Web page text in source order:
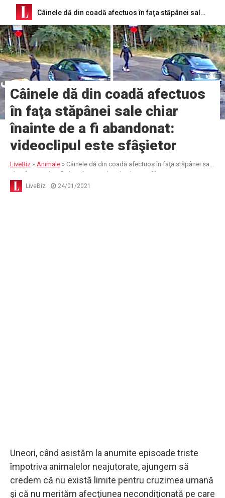
Câinele dă din coadă afectuos în faţa stăpânei sale chiar înainte de a fi abandonat: videoclipul este sfâşietor
Câinele dă din coadă afectuos
în faţa stăpânei sale chiar
înainte de a fi abandonat:
videoclipul este sfâşietor
LiveBiz » Animale » Câinele dă din coadă afectuos în faţa stăpânei sale
chiar înainte de a fi abandonat: videoclipul este sfâşietor
LiveBiz 24/01/2021
Uneori, când asistăm la anumite episoade triste
împotriva animalelor neajutorate, ajungem să
credem că nu există limite pentru cruzimea umană
şi că nu merităm afecţiunea necondiţionată pe care